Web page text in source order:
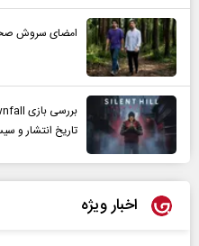
امضای سروش صحت
تاریخ انتشار و
اخبار ویژه